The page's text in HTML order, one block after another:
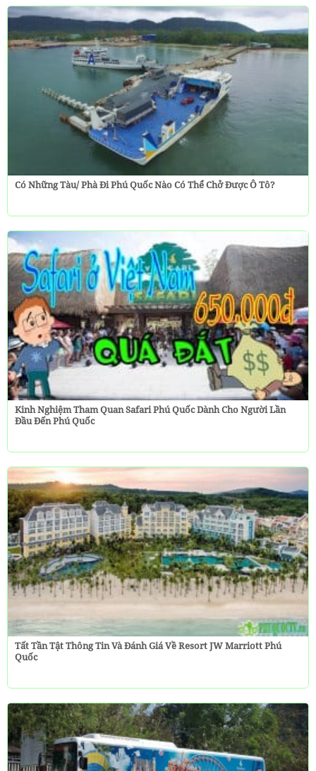
Có Những Tàu/ Phà Đi Phú Quốc Nào Có Thể Chở Được Ô Tô?
Kinh Nghiệm Tham Quan Safari Phú Quốc Dành Cho Người Lần
Đầu Đến Phú Quốc
Tất Tần Tật Thông Tin Và Đánh Giá Về Resort JW Marriott Phú
Quốc